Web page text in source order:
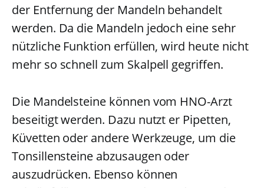
der Entfernung der Mandeln behandelt
werden. Da die Mandeln jedoch eine sehr
nützliche Funktion erfüllen, wird heute nicht
mehr so schnell zum Skalpell gegriffen.
Die Mandelsteine können vom HNO-Arzt
beseitigt werden. Dazu nutzt er Pipetten,
Küvetten oder andere Werkzeuge, um die
Tonsillensteine abzusaugen oder
auszudrücken. Ebenso können